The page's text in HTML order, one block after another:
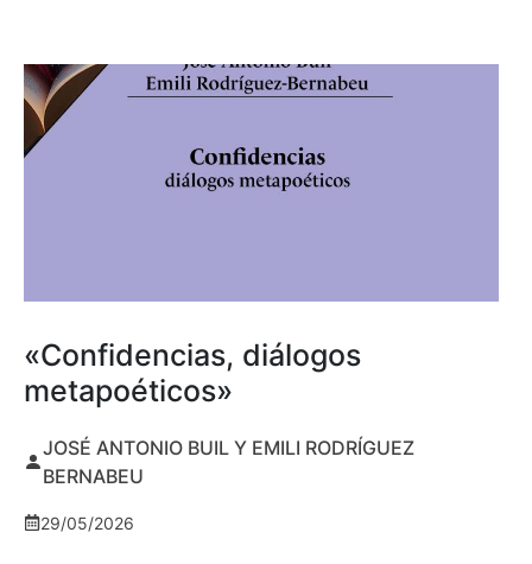
«Confidencias, diálogos
metapoéticos»
JOSÉ ANTONIO BUIL Y EMILI RODRÍGUEZ
BERNABEU
29/05/2026